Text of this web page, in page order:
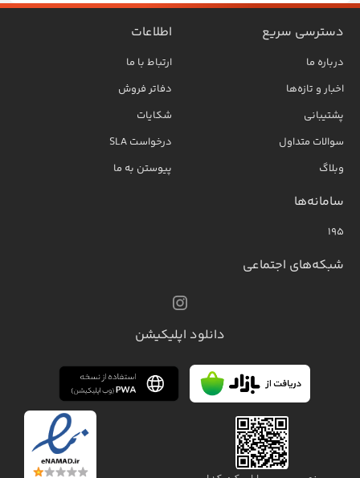
دسترسی سریع
درباره ما
اخبار و تازه‌ها
پشتیبانی
سوالات متداول
وبلاگ
اطلاعات
ارتباط با ما
دفاتر فروش
شکایات
درخواست SLA
پیوستن به ما
سامانه‌ها
۱۹۵
شبکه‌های اجتماعی
دانلود اپلیکیشن